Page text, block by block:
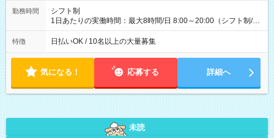
勤務時間
シフト制
1日あたりの実働時間：最大8時間/日 8:00～20:00（シフト制/実
働8時間） ※週5日勤務（場所次第では週4も有り） ※配達状況
によって時間外での勤務可能性有り ※案件により多少の前後あ
特徴 日払いOK / 10名以上の大量募集
気になる！ 応募する 詳細へ
未読